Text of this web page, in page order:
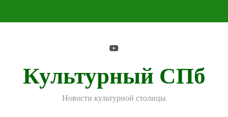
Культурный СПб
Новости культурной столицы